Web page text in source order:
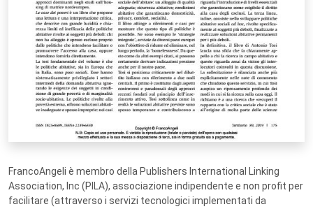
FrancoAngeli è membro della Publishers International Linking
Association, Inc (PILA), associazione indipendente e non profit per
facilitare (attraverso i servizi tecnologici implementati da